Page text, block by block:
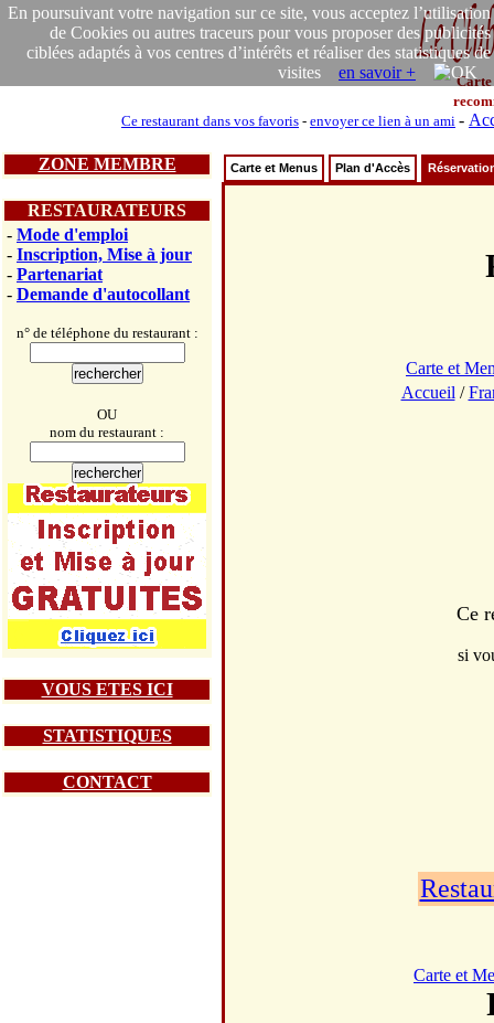
En poursuivant votre navigation sur ce site, vous acceptez l’utilisation
de Cookies ou autres traceurs pour vous proposer des publicités
ciblées adaptés à vos centres d’intérêts et réaliser des statistiques de
visites en savoir +
Carte
Ce restaurant dans vos favoris - envoyer ce lien à un ami -
ZONE MEMBRE
RESTAURATEURS
- Mode d'emploi
- Inscription, Mise à jour
- Partenariat
- Demande d'autocollant
n° de téléphone du restaurant :
OU
nom du restaurant :
VOUS ETES ICI
STATISTIQUES
CONTACT
Carte et Menus Plan d'Accès
Carte et
Accueil /
Ce
si
Carte et